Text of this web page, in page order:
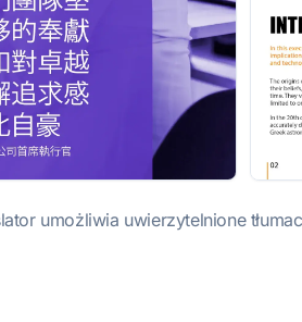
umożliwia uwierzytelnione